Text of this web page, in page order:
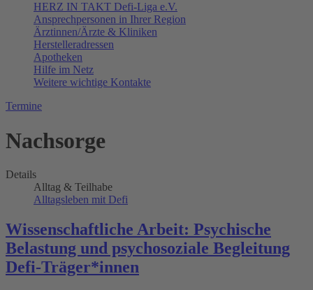
HERZ IN TAKT Defi-Liga e.V.
Ansprechpersonen in Ihrer Region
Ärztinnen/Ärzte & Kliniken
Herstelleradressen
Apotheken
Hilfe im Netz
Weitere wichtige Kontakte
Termine
Nachsorge
Details
Alltag & Teilhabe
Alltagsleben mit Defi
Wissenschaftliche Arbeit: Psychische
Belastung und psychosoziale Begleitung
Defi-Träger*innen